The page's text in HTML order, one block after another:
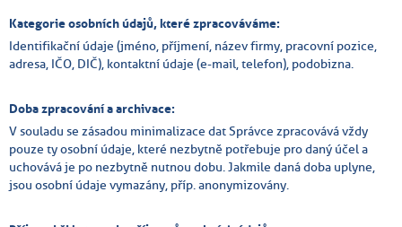
Kategorie osobních údajů, které zpracováváme:
Identifikační údaje (jméno, příjmení, název firmy, pracovní pozice,
adresa, IČO, DIČ), kontaktní údaje (e-mail, telefon), podobizna.
Doba zpracování a archivace:
V souladu se zásadou minimalizace dat Správce zpracovává vždy
pouze ty osobní údaje, které nezbytně potřebuje pro daný účel a
uchovává je po nezbytně nutnou dobu. Jakmile daná doba uplyne,
jsou osobní údaje vymazány, příp. anonymizovány.